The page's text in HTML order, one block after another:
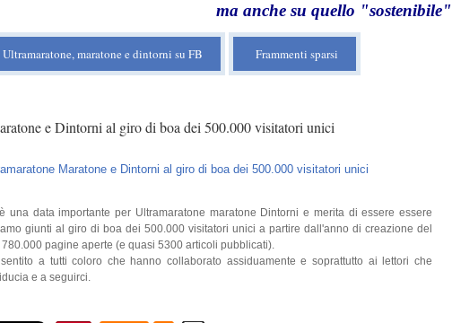
ma anche su quello "sostenibile"
Ultramaratone, maratone e dintorni su FB Frammenti sparsi
e Dintorni al giro di boa dei 500.000 visitatori unici
è una data importante per Ultramaratone maratone Dintorni e merita di essere essere
giunti al giro di boa dei 500.000 visitatori unici a partire dall'anno di creazione del
pagine aperte (e quasi 5300 articoli pubblicati).
a tutti coloro che hanno collaborato assiduamente e soprattutto ai lettori che
e a seguirci.